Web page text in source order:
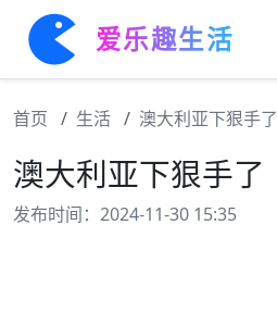
爱乐趣生活
首页 生活 澳大利亚下狠手了
澳大利亚下狠手了
发布时间：2024-11-30 15:35